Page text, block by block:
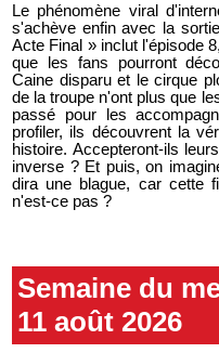
Le phénomène viral
s'achève enfin avec la
Acte Final » inclut l'épisode
que les fans pourront
Caine disparu et le cirque
de la troupe n'ont plus que
passé pour les
profiler, ils découvrent la
histoire. Accepteront-ils
inverse ? Et puis, on
dira une blague, car cette
n'est-ce pas ?
Semaine du
11 août 2026